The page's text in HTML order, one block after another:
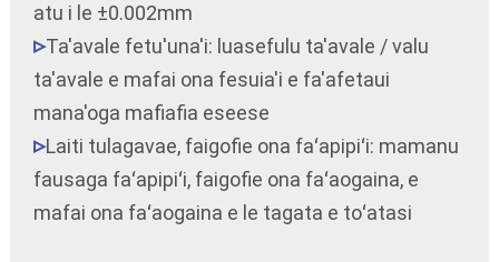
atu i le ±0.002mm
Ta'avale fetu'una'i: luasefulu ta'avale / valu
ta'avale e mafai ona fesuia'i e fa'afetaui
mana'oga mafiafia eseese
Laiti tulagavae, faigofie ona faʻapipiʻi: mamanu
fausaga faʻapipiʻi, faigofie ona faʻaogaina, e
mafai ona faʻaogaina e le tagata e toʻatasi